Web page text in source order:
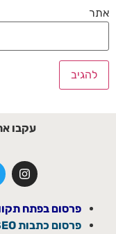
אתר
עקבו
פרסום בפתח
פרסום כתבות SEO →